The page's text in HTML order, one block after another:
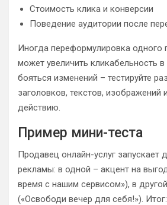
Стоимость клика и конверсии
Поведение аудитории после
Иногда переформулировка одного
может увеличить кликабельность
бояться изменений – тестируйте
заголовков, текстов, изображений
действию.
Пример мини-теста
Продавец онлайн-услуг запускает
рекламы: в одной – акцент на
время с нашим сервисом»), в
(«Освободи вечер для себя!»).